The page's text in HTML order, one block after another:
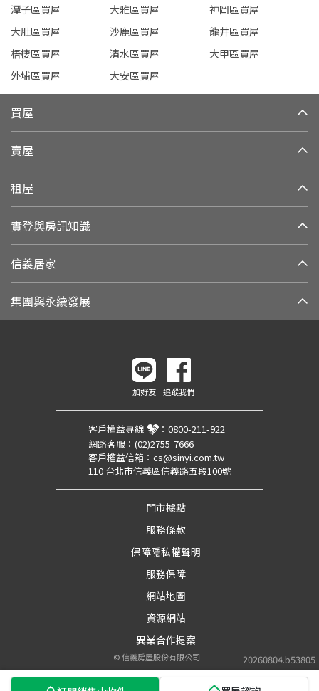
潭子區買屋
大雅區買屋
神岡區買屋
大肚區買屋
沙鹿區買屋
龍井區買屋
梧棲區買屋
清水區買屋
大甲區買屋
外埔區買屋
大安區買屋
買屋
賣屋
租屋
實登與房訊知識
信義居家
集團與永續發展
20260804.b53805
加好友 追蹤我們
客戶權益專線 ： 0800-211-922
網路客服： (02)2755-7666
客戶權益信箱： cs@sinyi.com.tw
110 台北市信義區信義路五段100號
門市據點
服務條款
保障隱私權聲明
服務保障
網站地圖
資源網站
異業合作提案
©信義房屋股份有限公司